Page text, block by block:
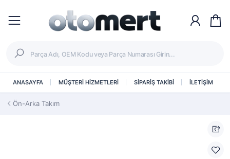
ANASAYFA MÜŞTERİ HİZMETLERİ SİPARİŞ TAKİBİ İLETİŞİM
Ön-Arka Takım